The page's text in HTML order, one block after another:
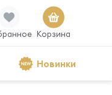
Корзина
Новинки